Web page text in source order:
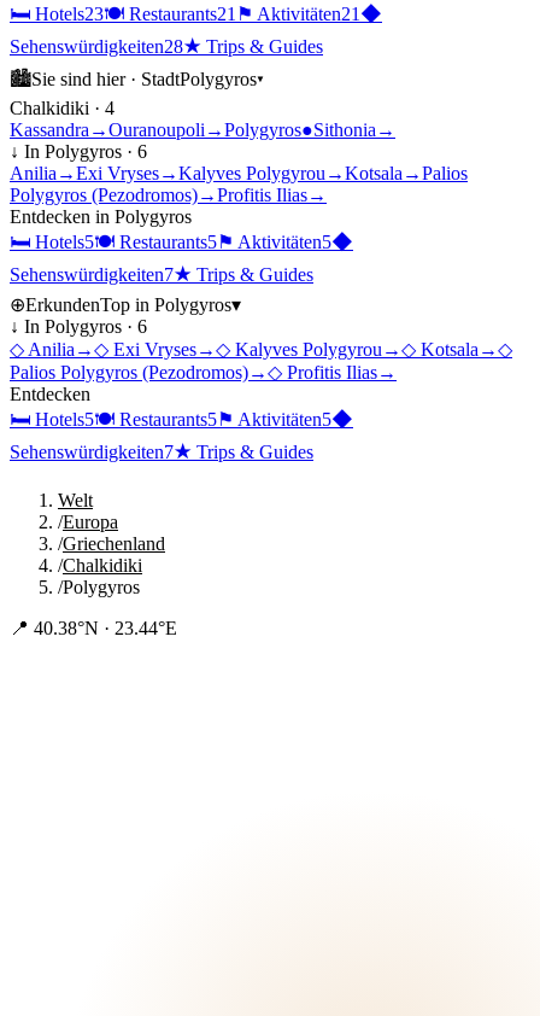
🛏 Hotels23🍽 Restaurants21 ⚑ Aktivitäten21 ◆
Sehenswürdigkeiten28★ Trips & Guides
🏙Sie sind hier · StadtPolygyros▾
Chalkidiki · 4
Kassandra →Ouranoupoli →Polygyros●Sithonia →
↓ In Polygyros · 6
Anilia →Exi Vryses→Kalyves Polygyrou →Kotsala →Palios
Polygyros (Pezodromos)→Profitis Ilias→
Entdecken in Polygyros
🛏 Hotels5🍽 Restaurants5⚑ Aktivitäten5◆
Sehenswürdigkeiten7★ Trips & Guides
⊕ErkundenTop in Polygyros▾
↓ In Polygyros · 6
◇ Anilia →◇ Exi Vryses→◇ Kalyves Polygyrou →◇ Kotsala →◇
Palios Polygyros (Pezodromos)→◇ Profitis Ilias→
Entdecken
🛏 Hotels5🍽 Restaurants5⚑ Aktivitäten5◆
Sehenswürdigkeiten7★ Trips & Guides
Welt
/Europa
/Griechenland
/Chalkidiki
/Polygyros
📍 40.38°N · 23.44°E